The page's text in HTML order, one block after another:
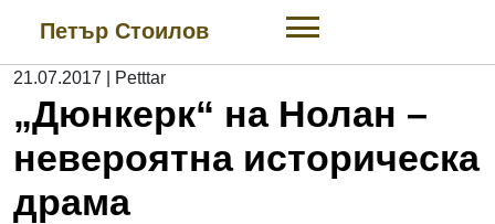
content
Петър Стоилов
21.07.2017 Petttar
„Дюнкерк“ на Нолан –
невероятна историческа
драма